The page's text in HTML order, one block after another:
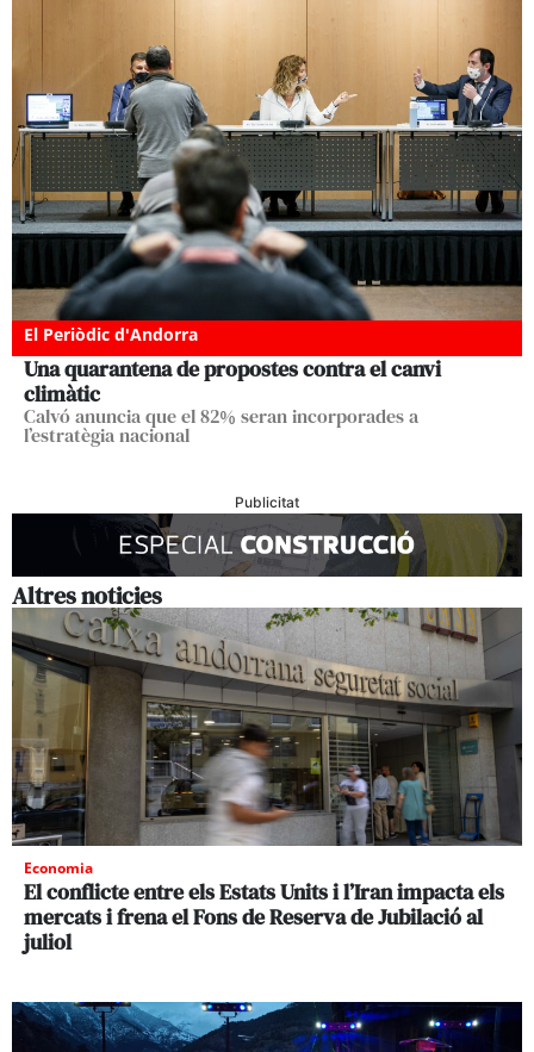
El Periòdic d'Andorra
Una quarantena de propostes contra el canvi
climàtic
Calvó anuncia que el 82% seran incorporades a
l’estratègia nacional
Publicitat
Altres noticies
Economia
El conflicte entre els Estats Units i l’Iran impacta els
mercats i frena el Fons de Reserva de Jubilació al
juliol